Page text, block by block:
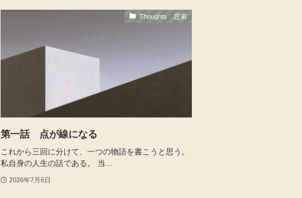
Thoughts 思索
第一話 点が線になる
これから三回に分けて、一つの物語を書こうと思う。
私自身の人生の話である。 当...
2026年7月6日